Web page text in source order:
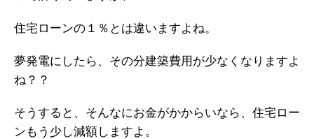
住宅ローンの１％とは違いますよね。
夢発電にしたら、その分建築費用が少なくなりますよ
ね？？
そうすると、そんなにお金がかからいなら、住宅ロー
ンもう少し減額しますよ。